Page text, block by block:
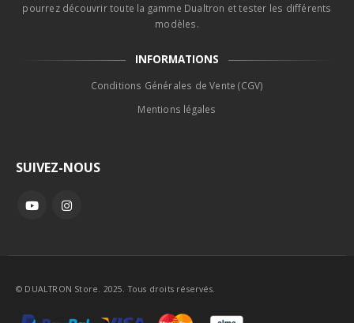
pourrez découvrir toute la gamme Dualtron et tester les différents
modèles.
INFORMATIONS
Conditions Générales de Vente (CGV)
Mentions légales
SUIVEZ-NOUS
© DUALTRON Store. 2025. Tous droits réservés.